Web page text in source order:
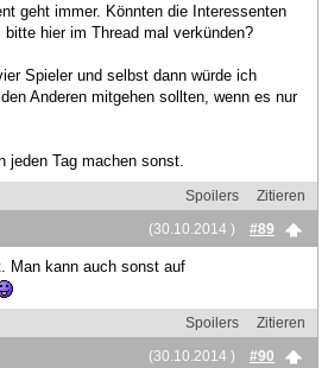
geht immer. Könnten die Interessenten
hier im Thread mal verkünden?
Spieler und selbst dann würde ich
Anderen mitgehen sollten, wenn es nur
jeden Tag machen sonst.
Spoilers
Zitieren
(30.10.2014 )
#89
Man kann auch sonst auf
Spoilers
Zitieren
(30.10.2014 )
#90